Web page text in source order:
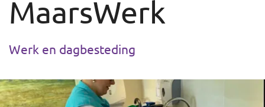
MaarsWerk
Werk en dagbesteding